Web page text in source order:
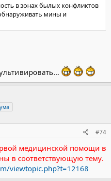
в зонах былых конфликтов
мины и
#74
медицинской помощи в
в соответствующую тему.
viewtopic.php?t=12168